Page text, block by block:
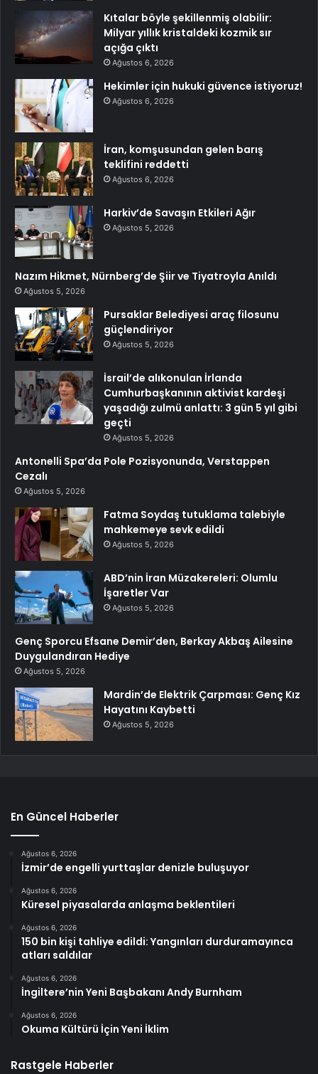
Kıtalar böyle şekillenmiş olabilir:
Milyar yıllık kristaldeki kozmik sır
açığa çıktı
Ağustos 6, 2026
Hekimler için hukuki güvence istiyoruz!
Ağustos 6, 2026
İran, komşusundan gelen barış
teklifini reddetti
Ağustos 6, 2026
Harkiv’de Savaşın Etkileri Ağır
Ağustos 5, 2026
Nazım Hikmet, Nürnberg’de Şiir ve Tiyatroyla Anıldı
Ağustos 5, 2026
Pursaklar Belediyesi araç filosunu
güçlendiriyor
Ağustos 5, 2026
İsrail’de alıkonulan İrlanda
Cumhurbaşkanının aktivist kardeşi
yaşadığı zulmü anlattı: 3 gün 5 yıl gibi
geçti
Ağustos 5, 2026
Antonelli Spa’da Pole Pozisyonunda, Verstappen
Cezalı
Ağustos 5, 2026
Fatma Soydaş tutuklama talebiyle
mahkemeye sevk edildi
Ağustos 5, 2026
ABD’nin İran Müzakereleri: Olumlu
İşaretler Var
Ağustos 5, 2026
Genç Sporcu Efsane Demir’den, Berkay Akbaş Ailesine
Duygulandıran Hediye
Ağustos 5, 2026
Mardin’de Elektrik Çarpması: Genç Kız
Hayatını Kaybetti
Ağustos 5, 2026
En Güncel Haberler
Ağustos 6, 2026
İzmir’de engelli yurttaşlar denizle buluşuyor
Ağustos 6, 2026
Küresel piyasalarda anlaşma beklentileri
Ağustos 6, 2026
150 bin kişi tahliye edildi: Yangınları durduramayınca
atları saldılar
Ağustos 6, 2026
İngiltere’nin Yeni Başbakanı Andy Burnham
Ağustos 6, 2026
Okuma Kültürü İçin Yeni İklim
Rastgele Haberler